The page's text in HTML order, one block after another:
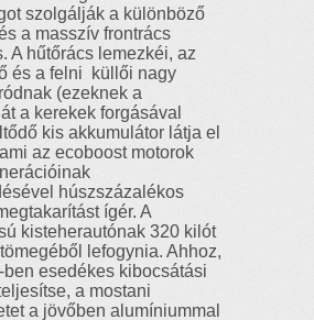
szolgálják a különböző
a masszív frontrács
A hűtőrács lemezkéi, az
és a felni küllői nagy
(ezeknek a
a kerekek forgásával
kis akkumulátor látja el
az ecoboost motorok
húszszázalékos
ígér. A
kisteherautónak 320 kilót
lefogynia. Ahhoz,
ben esedékes kibocsátási
a mostani
a jövőben alumíniummal